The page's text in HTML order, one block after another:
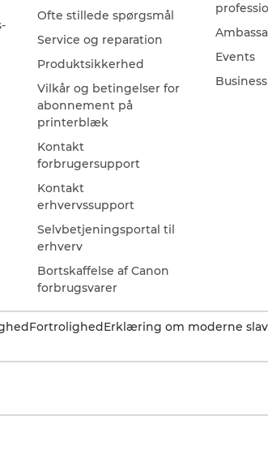
Ofte stillede spørgsmål
Service og reparation
Produktsikkerhed
Vilkår og betingelser for
abonnement på
printerblæk
Kontakt
forbrugersupport
Kontakt
erhvervssupport
Selvbetjeningsportal til
erhverv
Bortskaffelse af Canon
forbrugsvarer
Events
Fortrolighed Erklæring om moderne